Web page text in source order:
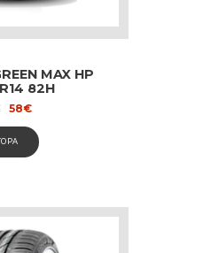
MAX HP
82H
Original
was:
79€.
58€Current
is:
58€.